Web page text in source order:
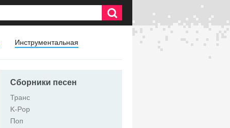
Инструментальная
Сборники песен
Транс
K-Pop
Поп